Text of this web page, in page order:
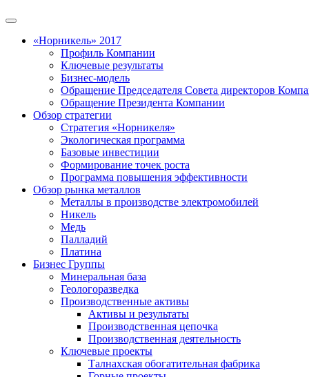
«Норникель» 2017
Профиль Компании
Ключевые результаты
Бизнес-модель
Обращение Председателя Совета директоров
Обращение Президента Компании
Обзор стратегии
Стратегия «Норникеля»
Экологическая программа
Базовые инвестиции
Формирование точек роста
Программа повышения эффективности
Обзор рынка металлов
Металлы в производстве электромобилей
Никель
Медь
Палладий
Платина
Бизнес Группы
Минеральная база
Геологоразведка
Производственные активы
Активы и результаты
Производственная цепочка
Производственная деятельность
Ключевые проекты
Талнахская обогатительная фабрика